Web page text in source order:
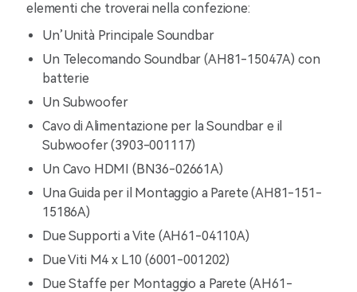
elementi che troverai nella confezione:
Un’Unità Principale Soundbar
Un Telecomando Soundbar (AH81-15047A) con
batterie
Un Subwoofer
Cavo di Alimentazione per la Soundbar e il
Subwoofer (3903-001117)
Un Cavo HDMI (BN36-02661A)
Una Guida per il Montaggio a Parete (AH81-151-
15186A)
Due Supporti a Vite (AH61-04110A)
Due Viti M4 x L10 (6001-001202)
Due Staffe per Montaggio a Parete (AH61-